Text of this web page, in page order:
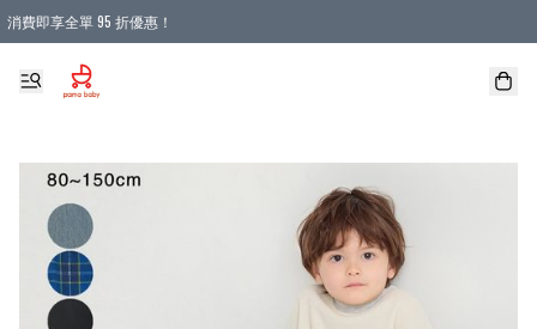
消費即享全單 95 折優惠！
購物滿 HKD 900.00即享免運費優惠！（適用於 本地送貨、本地取貨 )